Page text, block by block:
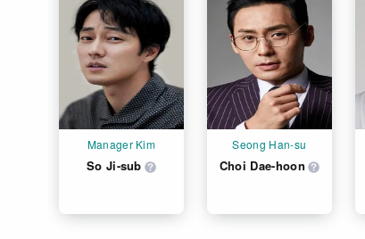
Manager Kim
So Ji-sub
Seong Han-su
Choi Dae-hoon